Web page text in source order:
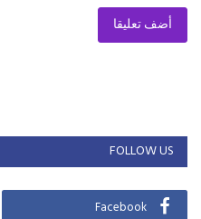
أضف تعليقا
FOLLOW US
Facebook